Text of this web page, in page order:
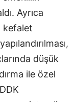
Ayrıca
kefalet
düşük
ile özel